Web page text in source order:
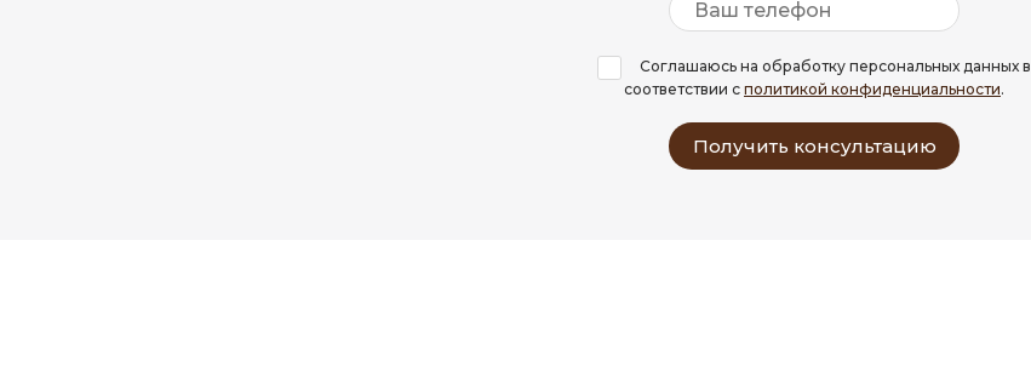
Соглашаюсь на обработку персональных данных в
соответствии с политикой конфиденциальности.
Получить консультацию